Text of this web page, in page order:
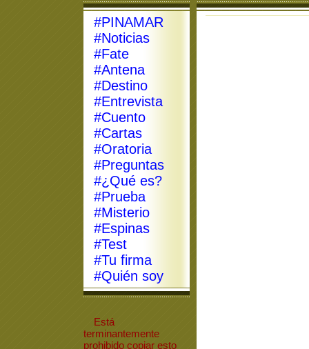
#PINAMAR
#Noticias
#Fate
#Antena
#Destino
#Entrevista
#Cuento
#Cartas
#Oratoria
#Preguntas
#¿Qué es?
#Prueba
#Misterio
#Espinas
#Test
#Tu firma
#Quién soy
Está
terminantemente
prohibido copiar esto